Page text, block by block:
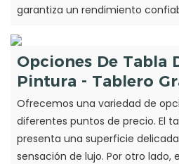
garantiza un rendimiento
Opciones De Tabla
Pintura - Tablero
Ofrecemos una variedad de
diferentes puntos de precio. El
presenta una superficie
sensación de lujo. Por otro lado,